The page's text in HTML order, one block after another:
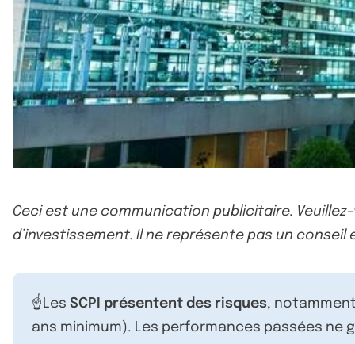
Ceci est une communication publicitaire.
d’investissement. Il ne représente pas un
☝️Les SCPI présentent des risques,
ans minimum). Les performances passées